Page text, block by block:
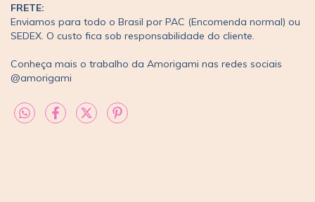
FRETE:
Enviamos para todo o Brasil por PAC (Encomenda normal) ou
SEDEX. O custo fica sob responsabilidade do cliente.
Conheça mais o trabalho da Amorigami nas redes sociais
@amorigami